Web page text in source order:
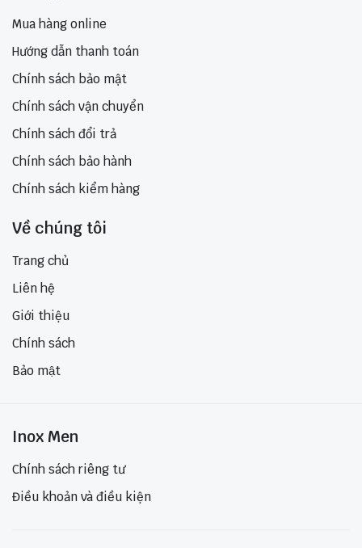
Mua hàng online
Hướng dẫn thanh toán
Chính sách bảo mật
Chính sách vận chuyển
Chính sách đổi trả
Chính sách bảo hành
Chính sách kiểm hàng
Về chúng tôi
Trang chủ
Liên hệ
Giới thiệu
Chính sách
Bảo mật
Inox Men
Chính sách riêng tư
Điều khoản và điều kiện